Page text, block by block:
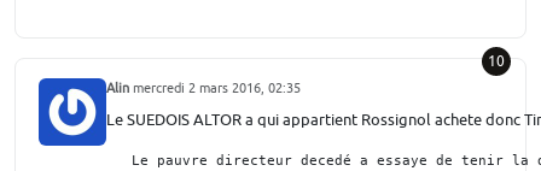
10
Alin mercredi 2 mars 2016, 02:35
Le SUEDOIS ALTOR a qui appartient Rossignol achete
Le pauvre directeur decedé a essaye de tenir